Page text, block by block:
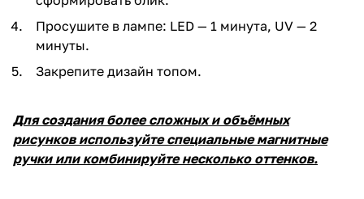
Просушите в лампе: LED — 1 минута, UV — 2
минуты.
Закрепите дизайн топом.
Для создания более сложных и объёмных
рисунков используйте специальные магнитные
ручки или комбинируйте несколько оттенков.